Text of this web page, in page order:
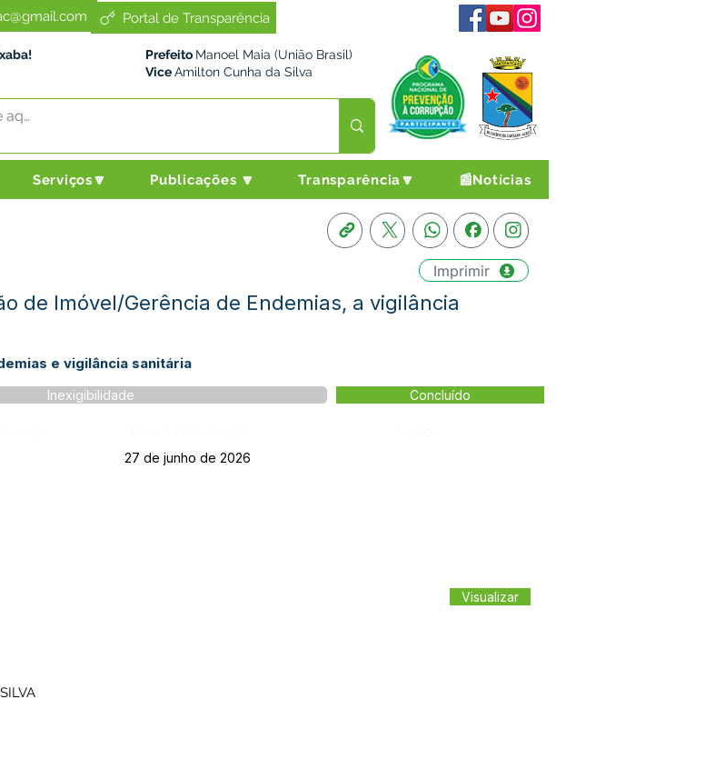
Portal de Transparência
Prefeito Manoel Maia (União Brasil)
ViceAmilton Cunha da Silva
Serviços🔽 Publicações 🔽 Transparência🔽 📰Notícias
Imprimir
de Imóvel/Gerência de Endemias, a vigilância
e vigilância sanitária
Inexigibilidade Concluído
27 de junho de 2026
Visualizar